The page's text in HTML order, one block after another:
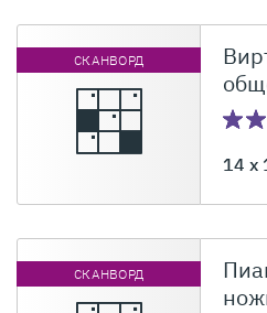
СКАНВОРД
14 x
СКАНВОРД